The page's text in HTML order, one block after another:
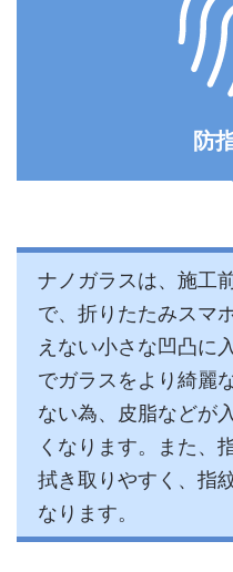
防
ナノガラスは、施工
で、折りたたみスマ
えない小さな凹凸に
でガラスをより綺麗
ない為、皮脂などが
くなります。また、
拭き取りやすく、指
なります。